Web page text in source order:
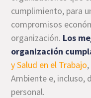
cumplimiento, para
compromisos
organización. Los
organización
y Salud en el Trabajo
Ambiente e, incluso,
personal.